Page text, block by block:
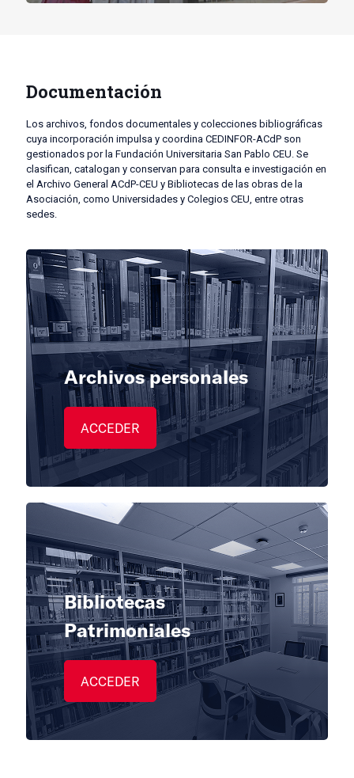
Documentación
Los archivos, fondos documentales y colecciones bibliográficas
cuya incorporación impulsa y coordina CEDINFOR-ACdP son
gestionados por la Fundación Universitaria San Pablo CEU. Se
clasifican, catalogan y conservan para consulta e investigación en
el Archivo General ACdP-CEU y Bibliotecas de las obras de la
Asociación, como Universidades y Colegios CEU, entre otras
sedes.
Archivos personales
ACCEDER
Bibliotecas
Patrimoniales
ACCEDER